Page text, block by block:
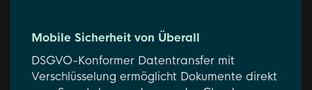
Mobile Sicherheit von Überall
DSGVO-Konformer Datentransfer mit
Verschlüsselung ermöglicht Dokumente direkt